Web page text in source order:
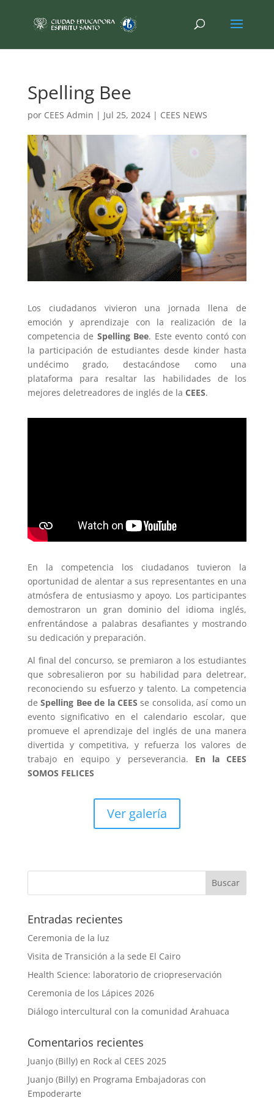
Spelling Bee
por CEES Admin | Jul 25, 2024| CEES NEWS
Los ciudadanos vivieron una jornada llena de
emoción y aprendizaje con la realización de la
competencia de Spelling Bee. Este evento contó con
la participación de estudiantes desde kinder hasta
undécimo grado, destacándose como una
plataforma para resaltar las habilidades de los
mejores deletreadores de inglés de la CEES.
En la competencia los ciudadanos tuvieron la
oportunidad de alentar a sus representantes en una
atmósfera de entusiasmo y apoyo. Los participantes
demostraron un gran dominio del idioma inglés,
enfrentándose a palabras desafiantes y mostrando
su dedicación y preparación.
Al final del concurso, se premiaron a los estudiantes
que sobresalieron por su habilidad para deletrear,
reconociendo su esfuerzo y talento. La competencia
deSpelling Bee de la CEES se consolida, así como un
evento significativo en el calendario escolar, que
promueve el aprendizaje del inglés de una manera
divertida y competitiva, y refuerza los valores de
trabajo en equipo y perseverancia. En la CEES
SOMOS FELICES
Ver galería
Entradas recientes
Ceremonia de la luz
Visita de Transición a la sede El Cairo
Health Science: laboratorio de criopreservación
Ceremonia de los Lápices 2026
Diálogo intercultural con la comunidad Arahuaca
Comentarios recientes
Juanjo (Billy)en Rock al CEES 2025
Juanjo (Billy)en Programa Embajadoras con
Empoderarte